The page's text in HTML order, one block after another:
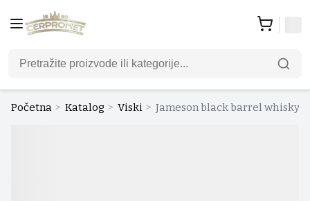
Početna > Katalog > Viski > Jameson black barrel whisky